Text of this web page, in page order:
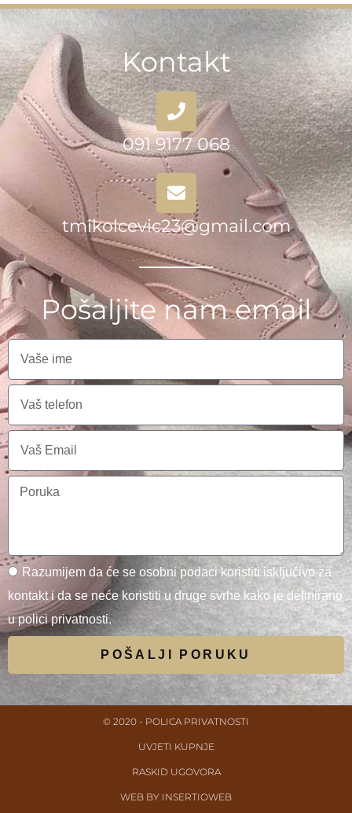
Kontakt
091 9177 068
tmikolcevic23@gmail.com
Pošaljite nam email
Razumijem da će se osobni podaci koristiti isključivo za
kontakt i da se neće koristiti u druge svrhe kako je definirano
u polici privatnosti.
POŠALJI PORUKU
© 2020 - POLICA PRIVATNOSTI
UVJETI KUPNJE
RASKID UGOVORA
WEB BY INSERTIOWEB